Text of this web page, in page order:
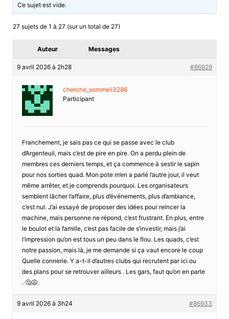
Ce sujet est vide.
27 sujets de 1 à 27 (sur un total de 27)
Auteur Messages
9 avril 2026 à 2h28 #86929
cherche_sommeil3286
Participant
Franchement, je sais pas ce qui se passe avec le club
d’Argenteuil, mais c’est de pire en pire. On a perdu plein de
membres ces derniers temps, et ça commence à sestir le sapin
pour nos sorties quad. Mon pote m’en a parlé l’autre jour, il veut
même arrêter, et je comprends pourquoi. Les organisateurs
semblent lâcher l’affaire, plus d’événements, plus d’ambiance,
c’est nul. J’ai essayé de proposer des idées pour relncer la
machine, mais personne ne répond, c’est frustrant. En plus, entre
le boulot et la famille, c’est pas facile de s’investir, mais j’ai
l’impression qu’on est tous un peu dans le flou. Les quads, c’est
notre passion, mais là, je me demande si ça vaut encore le coup
Quelle connerie. Y a-t-il d’autres clubs qui recrutent par ici ou
des plans pour se retrouver ailleurs . Les gars, faut qu’on en parle
. 🤔😩.
9 avril 2026 à 3h24 #86933